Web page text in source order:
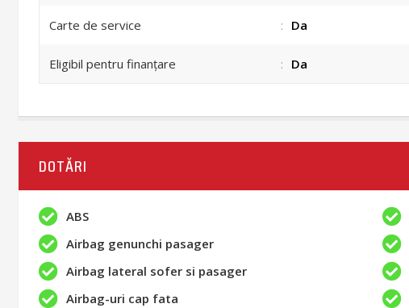
Carte de service : Da
Eligibil pentru finanțare : Da
DOTĂRI
ABS
Airbag genunchi pasager
Airbag lateral sofer si pasager
Airbag-uri cap fata